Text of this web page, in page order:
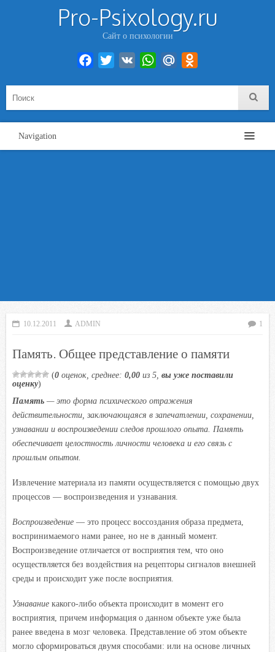
Pro-Psixology.ru
Сайт о психологии
Facebook
Twitter VK WhatsAppMail.Ru
Navigation
10.12.2011 ADMIN 1
Память. Общее представление о памяти
(0 оценок, среднее: 0,00 из 5, вы уже поставили
оценку)
Память —это форма психического отражения
действительности, заключающаяся в запечатлении, сохранении,
узнавании и воспроизведении следов прошлого опыта. Память
обеспечивает целостность личности человека и его связь с
прошлым опытом.
Извлечение материала из памяти осуществляется с помощью двух
процессов — воспроизведения и узнавания.
Воспроизведение — это процесс воссоздания образа предмета,
воспринимаемого нами ранее, но не в данный момент.
Воспроизведение отличается от восприятия тем, что оно
осуществляется без воздействия на рецепторы сигналов внешней
среды и происходит уже после восприятия.
Узнавание какого-либо объекта происходит в момент его
восприятия, причем информация о данном объекте уже была
ранее введена в мозг человека. Представление об этом объекте
могло сформироваться двумя способами: или на основе личных